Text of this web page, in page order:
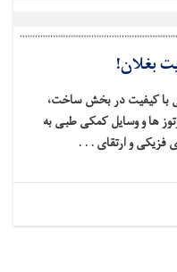
بغلان!
با کیفیت در بخش ساخت،
ها و وسایل کمکی طبی به
فزیکی و ارتقای . . .